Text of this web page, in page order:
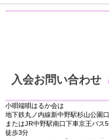
入会お問い合わせ
小唄端唄はるか会は
地下鉄丸ノ内線新中野駅杉山公園
またはJR中野駅南口下車京王バス
徒歩3分